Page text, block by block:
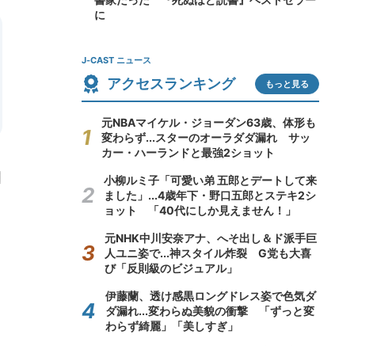
に
J-CAST ニュース
アクセスランキング もっと見る
元NBAマイケル・ジョーダン63歳、体形も
変わらず...スターのオーラダダ漏れ サッ
カー・ハーランドと最強2ショット
小柳ルミ子「可愛い弟 五郎とデートして来
ました」...4歳年下・野口五郎とステキ2シ
ョット 「40代にしか見えません！」
元NHK中川安奈アナ、へそ出し＆ド派手巨
人ユニ姿で...神スタイル炸裂 G党も大喜
び「反則級のビジュアル」
伊藤蘭、透け感黒ロングドレス姿で色気ダ
ダ漏れ...変わらぬ美貌の衝撃 「ずっと変
わらず綺麗」「美しすぎ」